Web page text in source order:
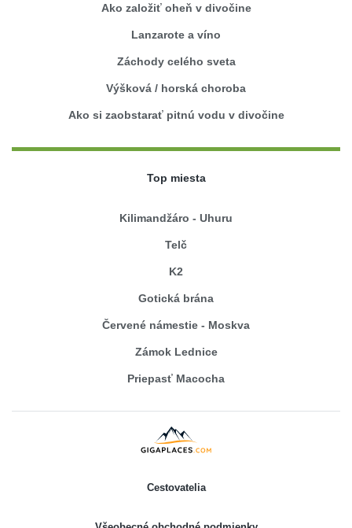
Ako založiť oheň v divočine
Lanzarote a víno
Záchody celého sveta
Výšková / horská choroba
Ako si zaobstarať pitnú vodu v divočine
Top miesta
Kilimandžáro - Uhuru
Telč
K2
Gotická brána
Červené námestie - Moskva
Zámok Lednice
Priepasť Macocha
Cestovatelia